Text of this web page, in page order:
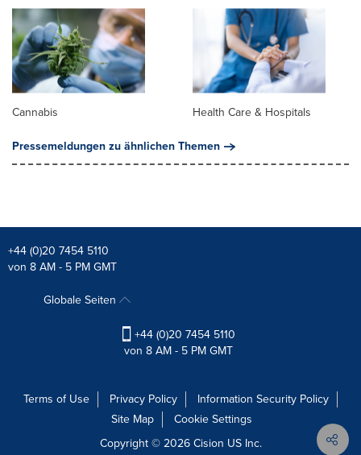
Cannabis
Health Care & Hospitals
Pressemeldungen zu ähnlichen Themen
+44 (0)20 7454 5110
von 8 AM - 5 PM GMT
Globale Seiten
+44 (0)20 7454 5110
von 8 AM - 5 PM GMT
Terms of Use Privacy Policy
Information Security Policy
Site Map
Cookie Settings
Copyright © 2026Cision US Inc.